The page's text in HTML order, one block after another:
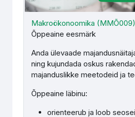
Makroökonoomika
Õppeaine eesmärk
Anda ülevaade
ning kujundada oskus
majanduslikke meetodeid ja
Õppeaine läbinu:
orienteerub ja loob